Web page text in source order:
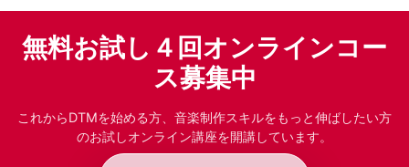
無料お試し４回オンラインコー
ス募集中
これからDTMを始める方、音楽制作スキルをもっと伸ばしたい方
のお試しオンライン講座を開講しています。